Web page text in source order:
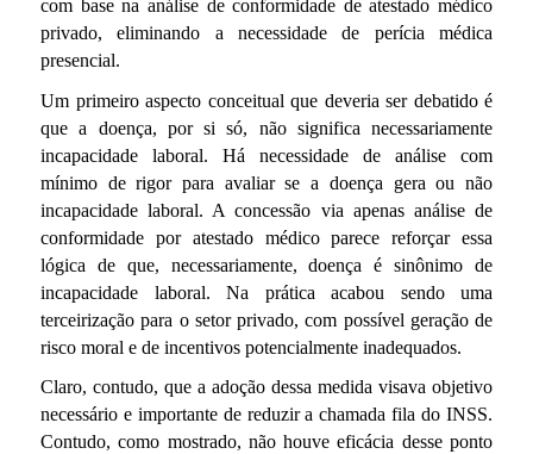
com base na análise de conformidade de atestado médico
privado, eliminando a necessidade de perícia médica
presencial.
Um primeiro aspecto conceitual que deveria ser debatido é
que a doença, por si só, não significa necessariamente
incapacidade laboral. Há necessidade de análise com
mínimo de rigor para avaliar se a doença gera ou não
incapacidade laboral. A concessão via apenas análise de
conformidade por atestado médico parece reforçar essa
lógica de que, necessariamente, doença é sinônimo de
incapacidade laboral. Na prática acabou sendo uma
terceirização para o setor privado, com possível geração de
risco moral e de incentivos potencialmente inadequados.
Claro, contudo, que a adoção dessa medida visava objetivo
necessário e importante de reduzir a chamada fila do INSS.
Contudo, como mostrado, não houve eficácia desse ponto